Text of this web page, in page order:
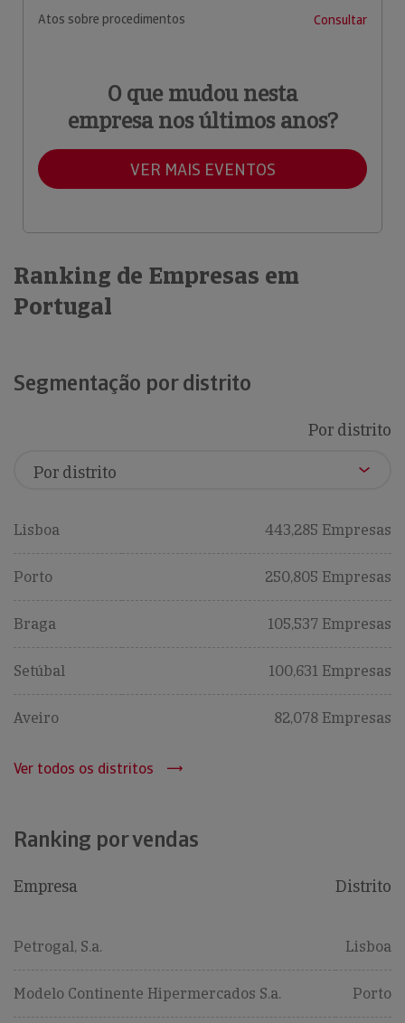
Atos sobre procedimentos
Consultar
O que mudou nesta
empresa nos últimos anos?
VER MAIS EVENTOS
Ranking de Empresas em
Portugal
Segmentação por distrito
Por distrito
Lisboa 443,285 Empresas
Porto 250,805 Empresas
Braga 105,537 Empresas
Setúbal 100,631 Empresas
Aveiro 82,078 Empresas
Ver todos os distritos
Ranking por vendas
Empresa Distrito
Petrogal, S.a. Lisboa
Modelo Continente Hipermercados S.a. Porto